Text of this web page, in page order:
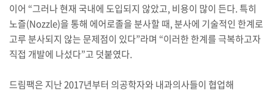
이어 “그러나 현재 국내에 도입되지 않았고, 비용이 많이 든다. 특히
노즐(Nozzle)을 통해 에어로졸을 분사할 때, 분사에 기술적인 한계로
고루 분사되지 않는 문제점이 있다”라며 “이러한 한계를 극복하고자
직접 개발에 나섰다”고 덧붙였다.
드림팩은 지난 2017년부터 의공학자와 내과의사들이 협업해